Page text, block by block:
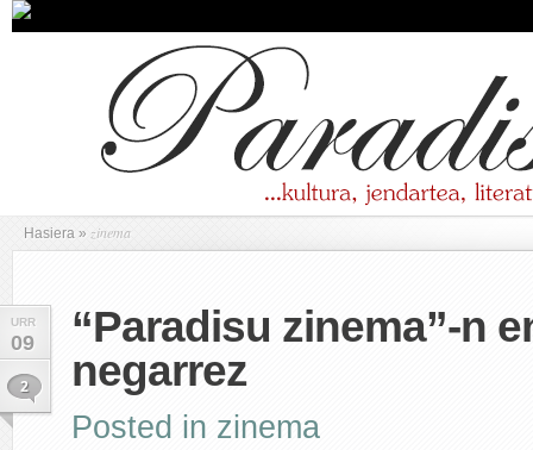
Hasiera » zinema
URR
09
2
“Paradisu zinema”-n
negarrez
Posted in zinema